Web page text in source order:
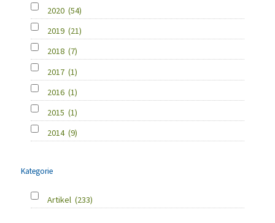
2020 (54)
2019 (21)
2018 (7)
2017 (1)
2016 (1)
2015 (1)
2014 (9)
Kategorie
Artikel (233)